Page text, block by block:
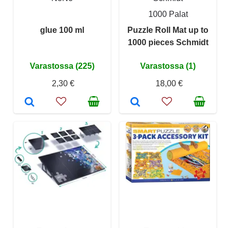
glue 100 ml
Varastossa (225)
2,30 €
1000 Palat
Puzzle Roll Mat up to
1000 pieces Schmidt
Varastossa (1)
18,00 €